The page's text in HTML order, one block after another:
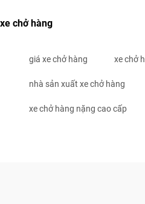
xe chở hàng
giá xe chở hàng xe chở
nhà sản xuất xe chở hàng
xe chở hàng nặng cao cấp